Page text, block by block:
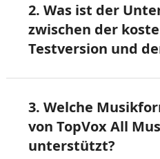
2. Was ist der
zwischen der
Testversion und
3. Welche
von TopVox All
unterstützt?